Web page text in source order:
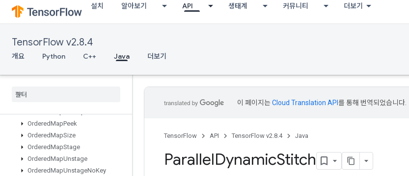
설치 알아보기 API 생태계 커뮤니티 더보기
TensorFlow v2.8.4
개요 Python C++ Java 더보기
NoOp
NonDeterministicInts
NonSerializableDataset
OneHot
OptimizeDatasetV2
OrderedMapPeek
OrderedMapSize
OrderedMapStage
OrderedMapUnstage
OrderedMapUnstageNoKey
이 페이지는Cloud Translation API 를 통해 번역되었습니다.
TensorFlow API TensorFlow v2.8.4 Java
ParallelDynamicStitch